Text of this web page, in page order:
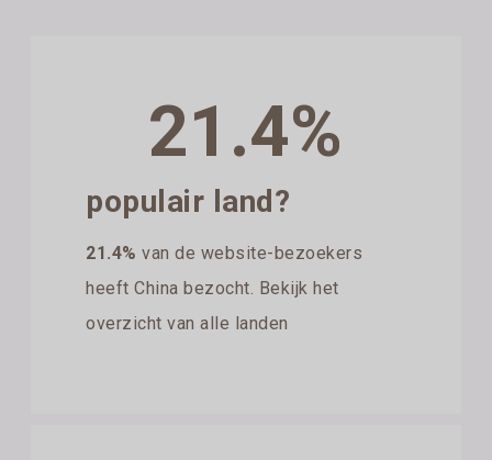
21.4%
populair land?
21.4% van de website-bezoekers
heeft China bezocht. Bekijk het
overzicht van alle landen